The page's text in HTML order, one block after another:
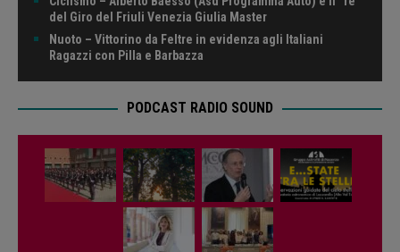
del Giro del Friuli Venezia Giulia Master
Nuoto – Vittorino da Feltre in evidenza agli Italiani
Ragazzi con Pilla e Barbazza
PODCAST RADIO SOUND